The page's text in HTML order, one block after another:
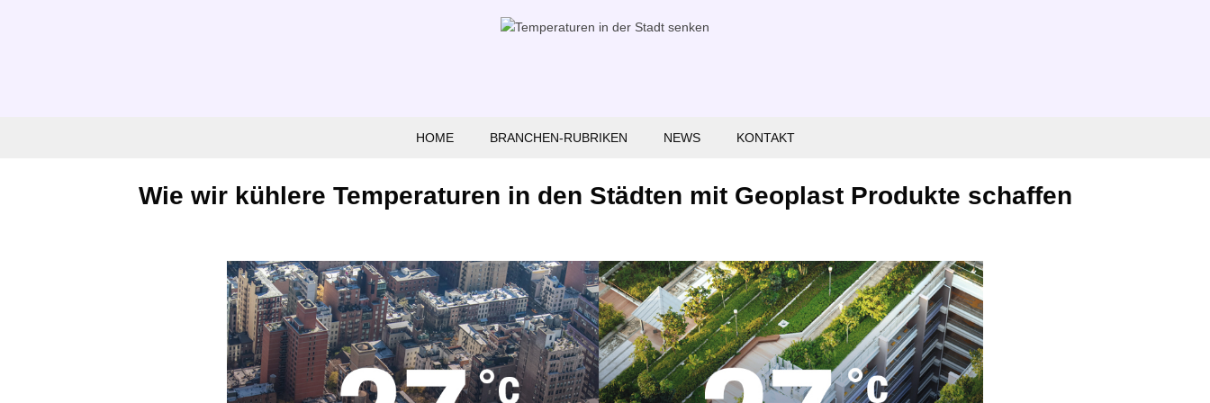
HOME BRANCHEN-RUBRIKEN
Handwerk
Handel
Internet
Umweltschutz-Lösungen
NEWS KONTAKT
Wie wir kühlere Temperaturen in den Städten mit Geoplast Produkte schaffen